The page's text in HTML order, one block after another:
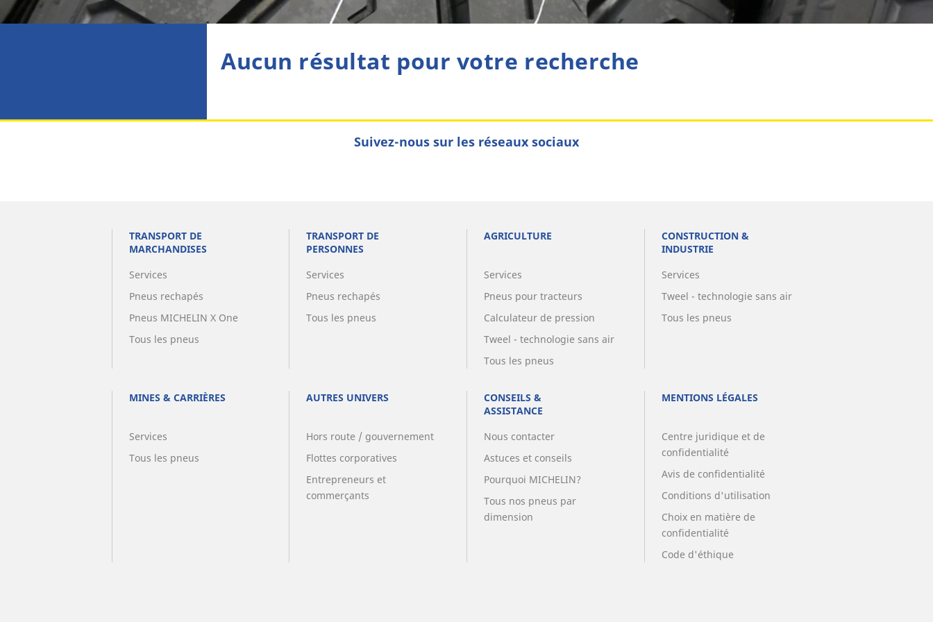
Aviation
Aucun résultat pour votre recherche
Suivez-nous sur les réseaux sociaux
TRANSPORT DE
MARCHANDISES
Services
Pneus rechapés
Pneus MICHELIN X One
Tous les pneus
TRANSPORT DE
PERSONNES
Services
Pneus rechapés
Tous les pneus
AGRICULTURE
Services
Pneus pour tracteurs
Calculateur de pression
Tweel - technologie sans air
Tous les pneus
CONSTRUCTION &
INDUSTRIE
Services
Tweel - technologie sans air
Tous les pneus
MINES & CARRIÈRES
Services
Tous les pneus
AUTRES UNIVERS
Hors route / gouvernement
Flottes corporatives
Entrepreneurs et
commerçants
CONSEILS &
ASSISTANCE
Nous contacter
Astuces et conseils
Pourquoi MICHELIN?
Tous nos pneus par
dimension
MENTIONS LÉGALES
Centre juridique et de
confidentialité
Avis de confidentialité
Conditions d'utilisation
Choix en matière de
confidentialité
Code d'éthique